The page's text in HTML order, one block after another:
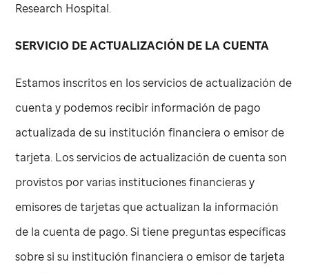
Research Hospital.
SERVICIO DE ACTUALIZACIÓN DE LA CUENTA
Estamos inscritos en los servicios de actualización de
cuenta y podemos recibir información de pago
actualizada de su institución financiera o emisor de
tarjeta. Los servicios de actualización de cuenta son
provistos por varias instituciones financieras y
emisores de tarjetas que actualizan la información
de la cuenta de pago. Si tiene preguntas específicas
sobre si su institución financiera o emisor de tarjeta